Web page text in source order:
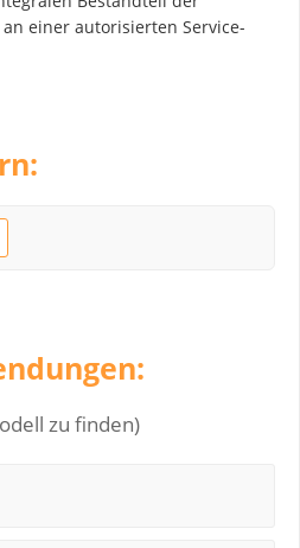
einer autorisierten Service-
zu finden)